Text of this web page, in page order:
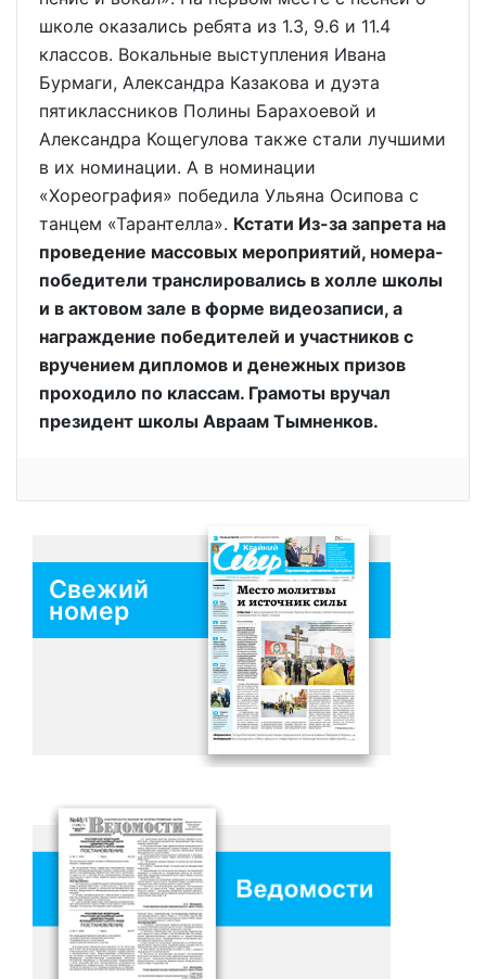
школе оказались ребята из 1.3, 9.6 и 11.4
классов. Вокальные выступления Ивана
Бурмаги, Александра Казакова и дуэта
пятиклассников Полины Барахоевой и
Александра Кощегулова также стали лучшими
в их номинации. А в номинации
«Хореография» победила Ульяна Осипова с
танцем «Тарантелла». Кстати Из-за запрета на
проведение массовых мероприятий, номера-
победители транслировались в холле школы
и в актовом зале в форме видеозаписи, а
награждение победителей и участников с
вручением дипломов и денежных призов
проходило по классам. Грамоты вручал
президент школы Авраам Тымненков.
Свежий
номер